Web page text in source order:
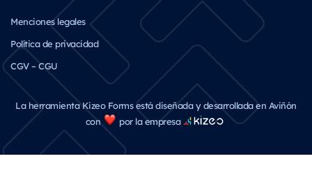
La herramienta Kizeo Forms está diseñada y desarrollada en Aviñón
con
por la empresa
Menciones legales
Política de privacidad
CGV – CGU